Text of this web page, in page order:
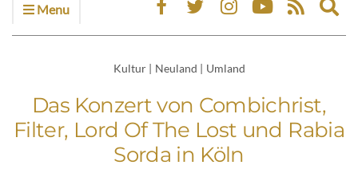
Menu
Kultur | Neuland | Umland
Das Konzert von Combichrist,
Filter, Lord Of The Lost und Rabia
Sorda in Köln